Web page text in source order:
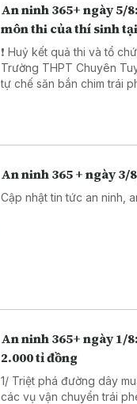
An ninh 365+ ngày 5/
môn thi của thí sinh
❗ Huỷ kết quả thi và tổ
Trường THPT Chuyên Tuyên Quang ❗ Điều tra nhóm 3
tự chế săn bắn chim trái phép ❗ Phát hiện xe khách chở hơn 800 kg
An ninh 365 + ngày 3/
Cập nhật tin tức an ninh,
An ninh 365+ ngày 1/
2.000 tỉ đồng
1/ Triệt phá đường dây
các vụ vận chuyển trái phép vật liệu